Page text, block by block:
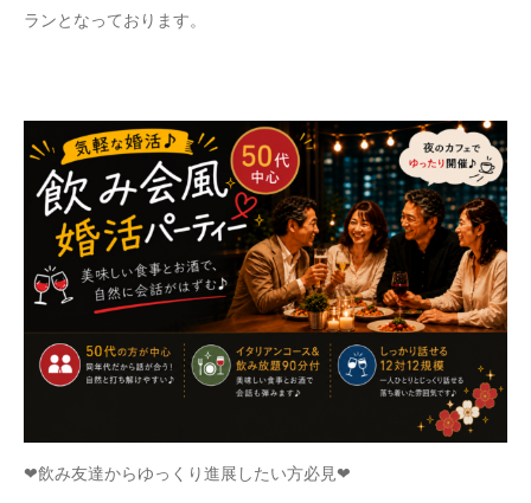
ランとなっております。
❤飲み友達からゆっくり進展したい方必見❤